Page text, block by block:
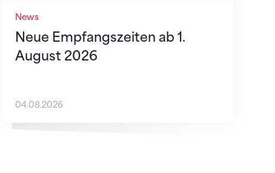
News
Neue Empfangszeiten ab 1.
August 2026
04.08.2026